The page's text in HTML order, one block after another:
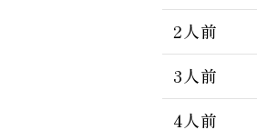
2人前
3人前
4人前